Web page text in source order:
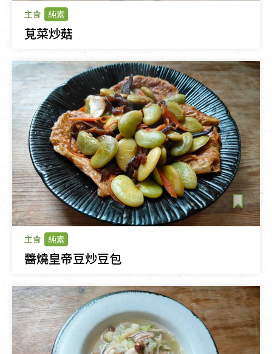
主食 純素
莧菜炒菇
主食 純素
醬燒皇帝豆炒豆包